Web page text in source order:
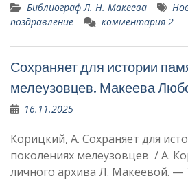
Библиограф Л. Н. Макеева
поздравление
комментария 2
Сохраняет для истории
мелеузовцев. Макеева
16.11.2025
Корицкий, А. Сохраняет для
поколениях мелеузовцев / А.
личного архива Л. Макеевой. —